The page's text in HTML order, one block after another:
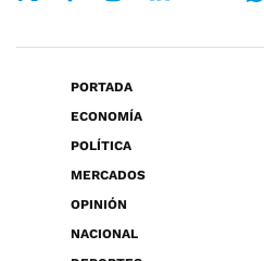
PORTADA
ECONOMÍA
POLÍTICA
MERCADOS
OPINIÓN
NACIONAL